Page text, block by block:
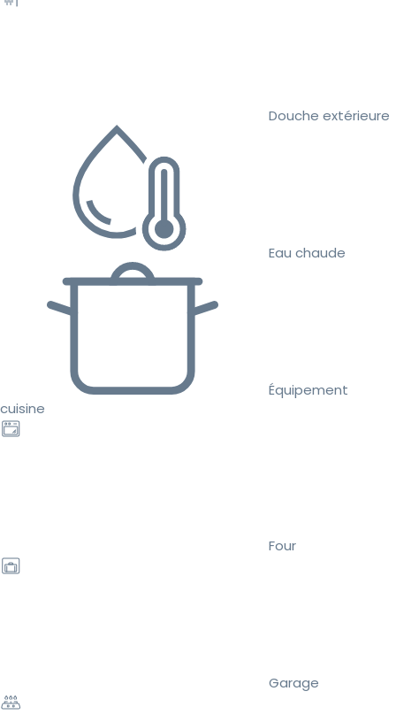
Douche extérieure
Eau chaude
Équipement
cuisine
Four
Garage